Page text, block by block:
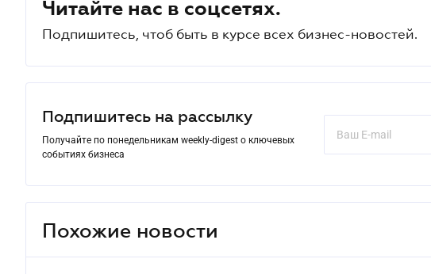
Читайте нас в соцсетях.
Подпишитесь, чтоб быть в курсе всех бизнес-новостей.
Подпишитесь на рассылку
Получайте по понедельникам weekly-digest о ключевых
событиях бизнеса
Похожие новости